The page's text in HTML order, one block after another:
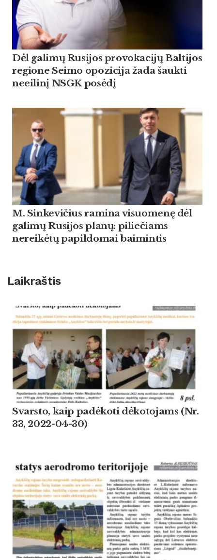
Dėl galimų Rusijos provokacijų Baltijos
regione Seimo opozicija žada šaukti
neeilinį NSGK posėdį
M. Sinkevičius ramina visuomenę dėl
galimų Rusijos planų: piliečiams
nereikėtų papildomai baimintis
Laikraštis
Svarsto, kaip padėkoti dėkotojams (Nr.
33, 2022-04-30)